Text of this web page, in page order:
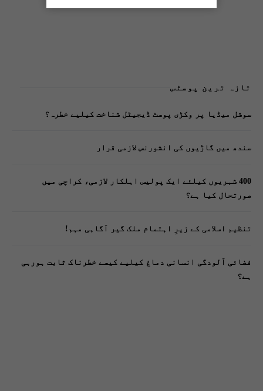
تازہ ترین پوسٹس
سوشل میڈیا پر وکڑی پوسٹ ڈیجیٹل شناخت کیلیے خطرہ؟
سندھ میں گاڑیوں کی انشورنس لازمی قرار
400 شہریوں کیلئے ایک پولیس اہلکار لازمی، کراچی میں
صورتحال کیا ہے؟
تنظیم اسلامی کے زیرِ اہتمام ملک گیر آگاہی مہم!
فضائی آلودگی انسانی دماغ کیلیے کیسے خطرناک ثابت ہورہی
ہے؟